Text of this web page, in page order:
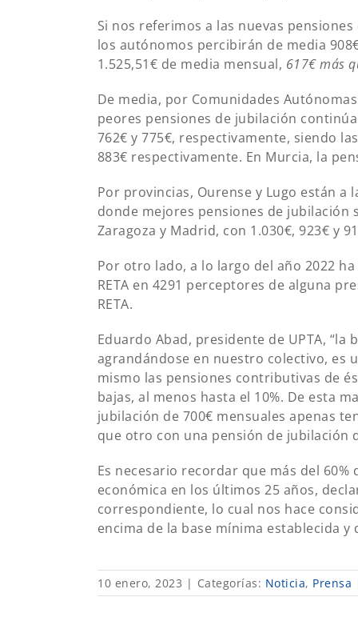
Si nos referimos a las nuevas
los autónomos percibirán de media
1.525,51€ de media mensual, 617€ más
De media, por Comunidades
peores pensiones de jubilación
762€ y 775€, respectivamente, siendo
883€ respectivamente. En Murcia, la
Por provincias, Ourense y Lugo están a
donde mejores pensiones de jubilación
Zaragoza y Madrid, con 1.030€, 923€ y
Por otro lado, a lo largo del año 2022
RETA en 4291 perceptores de alguna
RETA.
Eduardo Abad, presidente de UPTA,
agrandándose en nuestro colectivo, es
mismo las pensiones contributivas de
bajas, al menos hasta el 10%. De esta
jubilación de 700€ mensuales apenas
que otro con una pensión de jubilación
Es necesario recordar que más del
económica en los últimos 25 años,
correspondiente, lo cual nos hace
encima de la base mínima establecida
10 enero, 2023 | Categorías: Noticia, Prensa